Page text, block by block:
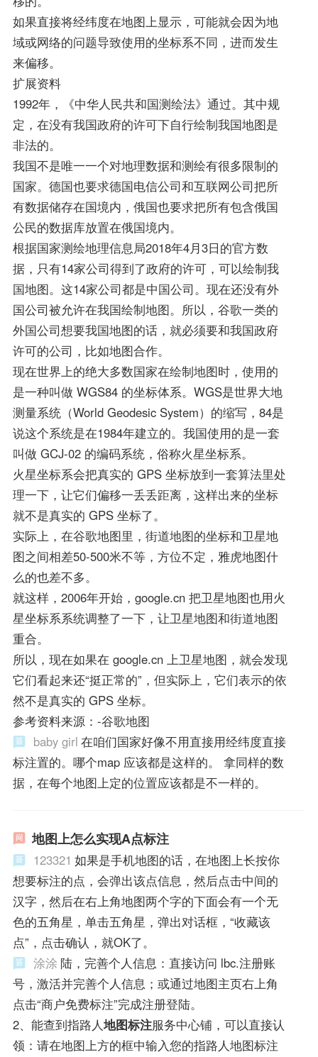
如果直接将经纬度在地图上显示，可能就会因为地
域或网络的问题导致使用的坐标系不同，进而发生
来偏移。
扩展资料
1992年，《中华人民共和国测绘法》通过。其中规
定，在没有我国政府的许可下自行绘制我国地图是
非法的。
我国不是唯一一个对地理数据和测绘有很多限制的
国家。德国也要求德国电信公司和互联网公司把所
有数据储存在国境内，俄国也要求把所有包含俄国
公民的数据库放置在俄国境内。
根据国家测绘地理信息局2018年4月3日的官方数
据，只有14家公司得到了政府的许可，可以绘制我
国地图。这14家公司都是中国公司。现在还没有外
国公司被允许在我国绘制地图。所以，谷歌一类的
外国公司想要我国地图的话，就必须要和我国政府
许可的公司，比如地图合作。
现在世界上的绝大多数国家在绘制地图时，使用的
是一种叫做 WGS84 的坐标体系。WGS是世界大地
测量系统（World Geodesic System）的缩写，84是
说这个系统是在1984年建立的。我国使用的是一套
叫做 GCJ-02 的编码系统，俗称火星坐标系。
火星坐标系会把真实的 GPS 坐标放到一套算法里处
理一下，让它们偏移一丢丢距离，这样出来的坐标
就不是真实的 GPS 坐标了。
实际上，在谷歌地图里，街道地图的坐标和卫星地
图之间相差50-500米不等，方位不定，雅虎地图什
么的也差不多。
就这样，2006年开始，google.cn 把卫星地图也用火
星坐标系系统调整了一下，让卫星地图和街道地图
重合。
所以，现在如果在 google.cn 上卫星地图，就会发现
它们看起来还“挺正常的”，但实际上，它们表示的依
然不是真实的 GPS 坐标。
参考资料来源：-谷歌地图
baby girl 在咱们国家好像不用直接用经纬度直接
标注置的。哪个map 应该都是这样的。 拿同样的数
据，在每个地图上定的位置应该都是不一样的。
地图上怎么实现A点标注
123321 如果是手机地图的话，在地图上长按你
想要标注的点，会弹出该点信息，然后点击中间的
汉字，然后在右上角地图两个字的下面会有一个无
色的五角星，单击五角星，弹出对话框，“收藏该
点”，点击确认，就OK了。
涂涂 陆，完善个人信息：直接访问 lbc.注册账
号，激活并完善个人信息；或通过地图主页右上角
点击“商户免费标注”完成注册登陆。
2、能查到指路人地图标注服务中心铺，可以直接认
领：请在地图上方的框中输入您的指路人地图标注